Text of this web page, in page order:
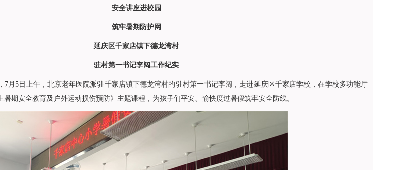
安全讲座进校园
筑牢暑期防护网
延庆区千家店镇下德龙湾村
驻村第一书记李阔工作纪实
7月5日上午，北京老年医院派驻千家店镇下德龙湾村的驻村第一书记李阔，走进延庆区千家店学校，在学校多功能厅
期安全教育及户外运动损伤预防》主题课程，为孩子们平安、愉快度过暑假筑牢安全防线。